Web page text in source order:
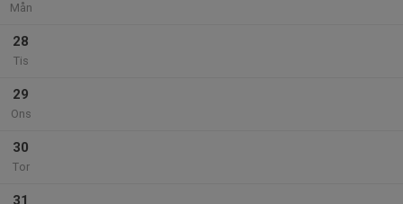
Mån
28
Tis
29
Ons
30
Tor
31